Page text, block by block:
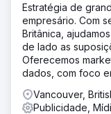
Solução
Fase 1 –
“Somente
de Modelo
junto com o
Pesquisa” que
concorrentes
mais frequência.
Estratégia de
empresário. Com
Britânica,
de lado as
Oferecemos
dados, com foco
Vancouver,
Publicidade,